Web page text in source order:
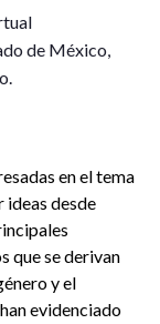
de México,
en el tema
ideas desde
que se derivan
y el
evidenciado